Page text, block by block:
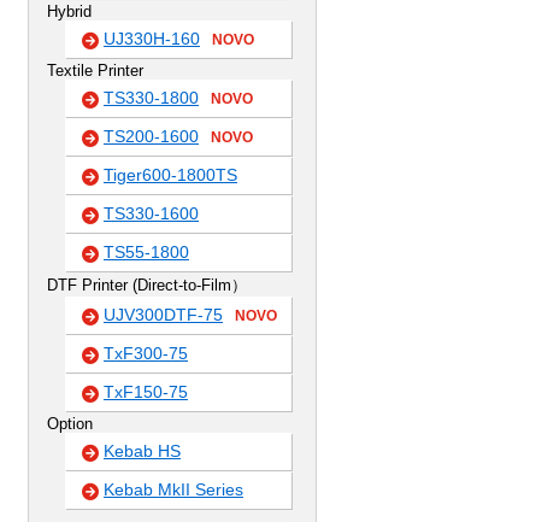
Hybrid
UJ330H-160 NOVO
Textile Printer
TS330-1800 NOVO
TS200-1600 NOVO
Tiger600-1800TS
TS330-1600
TS55-1800
DTF Printer (Direct-to-Film）
UJV300DTF-75 NOVO
TxF300-75
TxF150-75
Option
Kebab HS
Kebab MkII Series